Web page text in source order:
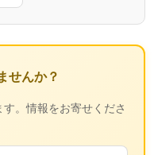
せんか？
。情報をお寄せくださ